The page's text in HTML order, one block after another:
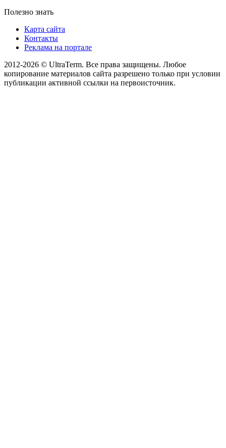
Полезно знать
Карта сайта
Контакты
Реклама на портале
2012-2026 © UltraTerm. Все права защищены. Любое
копирование материалов сайта разрешено только при условии
публикации активной ссылки на первоисточник.